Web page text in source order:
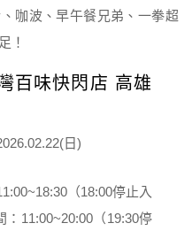
百味快閃店 高雄
日)
（18:00停止入
11:00~20:00（19:30停